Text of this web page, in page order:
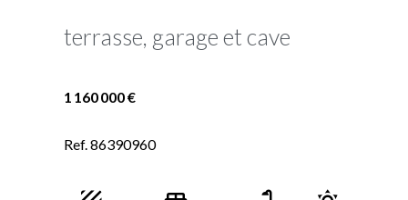
terrasse, garage et cave
1 160 000 €
Ref. 86390960